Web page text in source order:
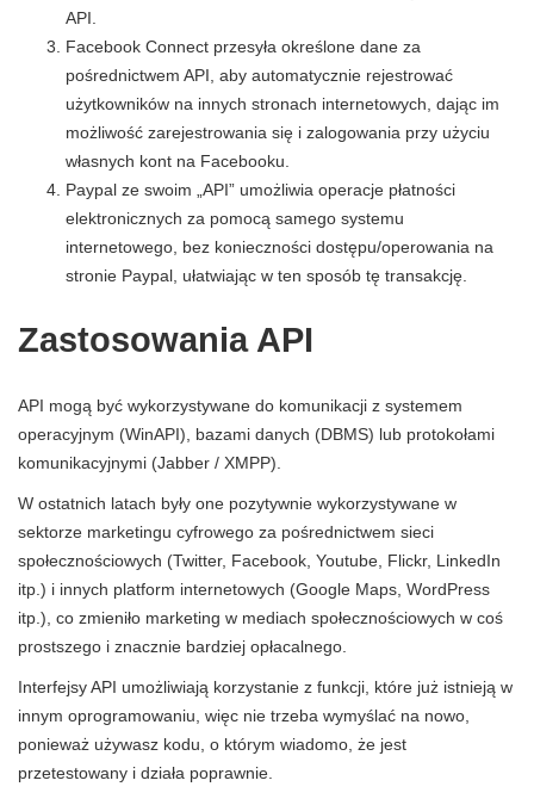
API.
Facebook Connect przesyła określone dane za
pośrednictwem API, aby automatycznie rejestrować
użytkowników na innych stronach internetowych, dając im
możliwość zarejestrowania się i zalogowania przy użyciu
własnych kont na Facebooku.
Paypal ze swoim „API” umożliwia operacje płatności
elektronicznych za pomocą samego systemu
internetowego, bez konieczności dostępu/operowania na
stronie Paypal, ułatwiając w ten sposób tę transakcję.
Zastosowania API
API mogą być wykorzystywane do komunikacji z systemem
operacyjnym (WinAPI), bazami danych (DBMS) lub protokołami
komunikacyjnymi (Jabber / XMPP).
W ostatnich latach były one pozytywnie wykorzystywane w
sektorze marketingu cyfrowego za pośrednictwem sieci
społecznościowych (Twitter, Facebook, Youtube, Flickr, LinkedIn
itp.) i innych platform internetowych (Google Maps, WordPress
itp.), co zmieniło marketing w mediach społecznościowych w coś
prostszego i znacznie bardziej opłacalnego.
Interfejsy API umożliwiają korzystanie z funkcji, które już istnieją w
innym oprogramowaniu, więc nie trzeba wymyślać na nowo,
ponieważ używasz kodu, o którym wiadomo, że jest
przetestowany i działa poprawnie.